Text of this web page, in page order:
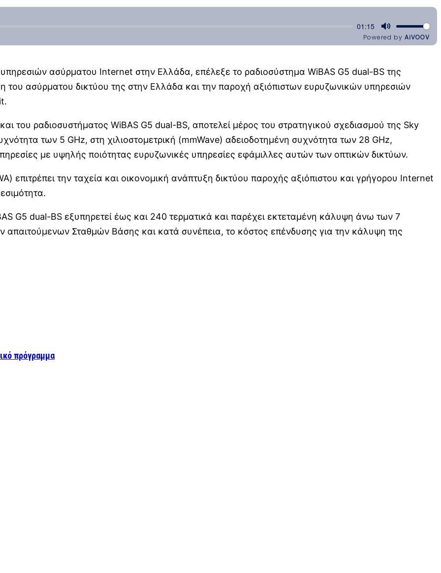
ασύρματου Internet στην Ελλάδα, επέλεξε το ραδιοσύστημα WiBAS G5 dual-BS της
του ασύρματου δικτύου της στην Ελλάδα και την παροχή αξιόπιστων ευρυζωνικών υπηρεσιών
του ραδιοσυστήματος WiBAS G5 dual-BS, αποτελεί μέρος του στρατηγικού σχεδιασμού της Sky
των 5 GHz, στη χιλιοστομετρική (mmWave) αδειοδοτημένη συχνότητα των 28 GHz,
με υψηλής ποιότητας ευρυζωνικές υπηρεσίες εφάμιλλες αυτών των οπτικών δικτύων.
επιτρέπει την ταχεία και οικονομική ανάπτυξη δικτύου παροχής αξιόπιστου και γρήγορου Internet
G5 dual-BS εξυπηρετεί έως και 240 τερματικά και παρέχει εκτεταμένη κάλυψη άνω των 7
απαιτούμενων Σταθμών Βάσης και κατά συνέπεια, το κόστος επένδυσης για την κάλυψη της
πρόγραμμα